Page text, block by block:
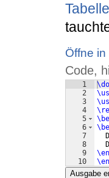
Öffne
Code,
1
2
3
4
5
6
7
8
9
10
Ausgabe